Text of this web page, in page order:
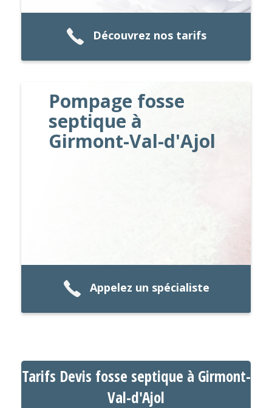
Découvrez nos tarifs
Pompage fosse
septique à
Girmont-Val-d'Ajol
Appelez un spécialiste
Tarifs Devis fosse septique à Girmont-
Val-d'Ajol